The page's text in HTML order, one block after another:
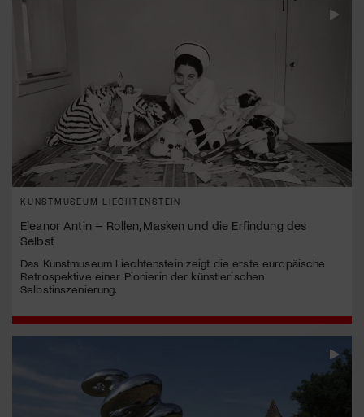
KUNSTMUSEUM LIECHTENSTEIN
Eleanor Antin – Rollen, Masken und die Erfindung des
Selbst
Das Kunstmuseum Liechtenstein zeigt die erste europäische
Retrospektive einer Pionierin der künstlerischen
Selbstinszenierung.